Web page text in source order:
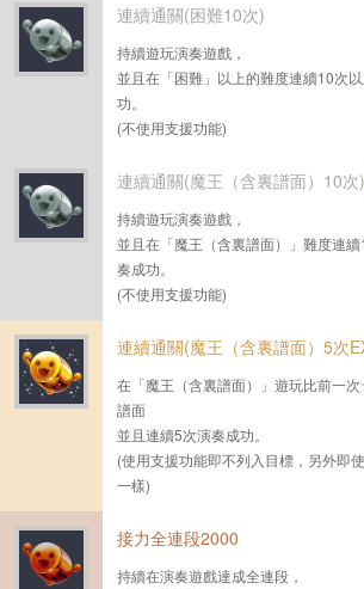
連續通關(困難10次)
持續遊玩演奏遊戲，
並且在「困難」以上的難度連續10次
功。
(不使用支援功能)
連續通關(魔王（含裏譜面）10次)
持續遊玩演奏遊戲，
並且在「魔王（含裏譜面）」難度連
奏成功。
(不使用支援功能)
連續通關(魔王（含裏譜面）5次
在「魔王（含裏譜面）」遊玩比前一
譜面
並且連續5次演奏成功。
(使用支援功能即不列入目標，另外即
一樣)
接力全連段2000
持續在演奏遊戲達成全連段，